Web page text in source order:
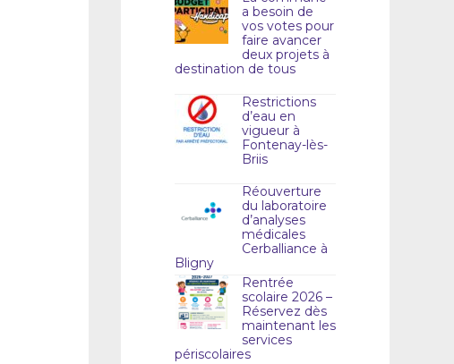
a besoin de
vos votes pour
faire avancer
deux projets à
destination de tous
Restrictions
d’eau en
vigueur à
Fontenay-lès-
Briis
Réouverture
du laboratoire
d’analyses
médicales
Cerballiance à
Bligny
Rentrée
scolaire 2026 –
Réservez dès
maintenant les
services
périscolaires